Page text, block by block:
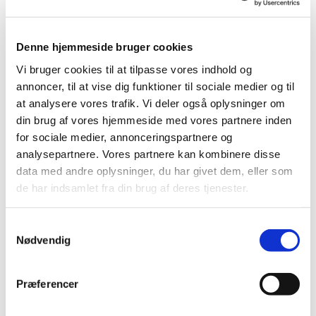
Denne hjemmeside bruger cookies
Vi bruger cookies til at tilpasse vores indhold og
annoncer, til at vise dig funktioner til sociale medier og til
at analysere vores trafik. Vi deler også oplysninger om
din brug af vores hjemmeside med vores partnere inden
for sociale medier, annonceringspartnere og
analysepartnere. Vores partnere kan kombinere disse
data med andre oplysninger, du har givet dem, eller som
de har indsamlet fra din brug af deres tjenester.
Nødvendig
Præferencer
Blanketten findes på borger.dk.
Medarbejderen kan desuden bede om at få
vedkommende uanset ansættelsesgrad- og
længde udfylde en ansøgningen om dette og
aflevere til arbejdsgiver, hvor medarbejderen på
tro og love skal erklære ikke at have modtaget
offentlige ydelser. Blanketten findes på
borger.dk.
OBS: KAM skal have besked om udbetaling
eller evt. overførsel af ferie.
automatisk udbetaler eventuel restferie.
menighedsrådets ansvar at sikre, at der er